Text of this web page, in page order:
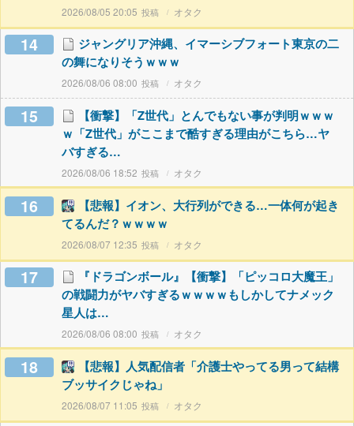
2026/08/05 20:05 オタク
14
ジャングリア沖縄、イマーシブフォート東京の二
の舞になりそうｗｗｗ
2026/08/06 08:00 オタク
15
【衝撃】「Z世代」とんでもない事が判明ｗｗｗ
ｗ「Z世代」がここまで酷すぎる理由がこちら…ヤ
バすぎる…
2026/08/06 18:52 オタク
16
【悲報】イオン、大行列ができる…一体何が起き
てるんだ？ｗｗｗｗ
2026/08/07 12:35 オタク
17
『ドラゴンボール』【衝撃】「ピッコロ大魔王」
の戦闘力がヤバすぎるｗｗｗｗもしかしてナメック
星人は…
2026/08/06 08:00 オタク
18
【悲報】人気配信者「介護士やってる男って結構
ブッサイクじゃね」
2026/08/07 11:05 オタク